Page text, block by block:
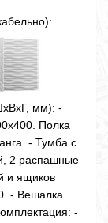
мм): -
Полка
- Тумба с
2 распашные
и ящиков
- Вешалка
-